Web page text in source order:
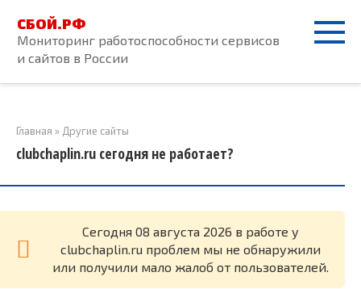
контенту
СБОЙ.РФ
Мониторинг работоспособности сервисов
и сайтов в России
Главная » Другие сайты
clubchaplin.ru сегодня не работает?
Cегодня 08 августа 2026 в работе у
clubchaplin.ru проблем мы не обнаружили
или получили мало жалоб от пользователей.